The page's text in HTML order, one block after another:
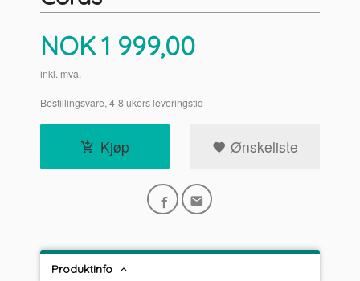
Pris
NOK1 999,00
inkl. mva.
Bestillingsvare, 4-8 ukers leveringstid
Kjøp Ønskeliste
Produktinfo